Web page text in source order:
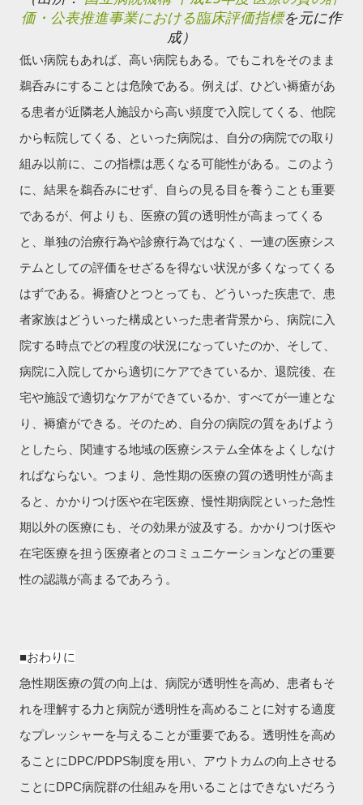
価・公表推進事業における臨床評価指標を元に作
成）
低い病院もあれば、高い病院もある。でもこれをそのまま
鵜呑みにすることは危険である。例えば、ひどい褥瘡があ
る患者が近隣老人施設から高い頻度で入院してくる、他院
から転院してくる、といった病院は、自分の病院での取り
組み以前に、この指標は悪くなる可能性がある。このよう
に、結果を鵜呑みにせず、自らの見る目を養うことも重要
であるが、何よりも、医療の質の透明性が高まってくる
と、単独の治療行為や診療行為ではなく、一連の医療シス
テムとしての評価をせざるを得ない状況が多くなってくる
はずである。褥瘡ひとつとっても、どういった疾患で、患
者家族はどういった構成といった患者背景から、病院に入
院する時点でどの程度の状況になっていたのか、そして、
病院に入院してから適切にケアできているか、退院後、在
宅や施設で適切なケアができているか、すべてが一連とな
り、褥瘡ができる。そのため、自分の病院の質をあげよう
としたら、関連する地域の医療システム全体をよくしなけ
ればならない。つまり、急性期の医療の質の透明性が高ま
ると、かかりつけ医や在宅医療、慢性期病院といった急性
期以外の医療にも、その効果が波及する。かかりつけ医や
在宅医療を担う医療者とのコミュニケーションなどの重要
性の認識が高まるであろう。
■おわりに
急性期医療の質の向上は、病院が透明性を高め、患者もそ
れを理解する力と病院が透明性を高めることに対する適度
なプレッシャーを与えることが重要である。透明性を高め
ることにDPC/PDPS制度を用い、 アウトカムの向上させる
ことにDPC病院群の仕組みを用いることはできないだろう